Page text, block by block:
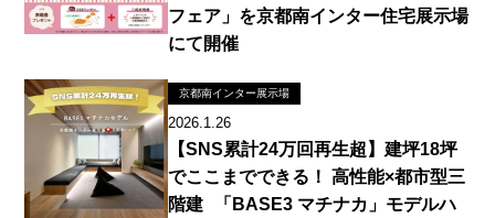
フェア」を京都南インター住宅展示場
にて開催
京都南インター展示場
2026.1.26
【SNS累計24万回再生超】建坪18坪
でここまでできる！ 高性能×都市型三
階建 「BASE3 マチナカ」モデルハ